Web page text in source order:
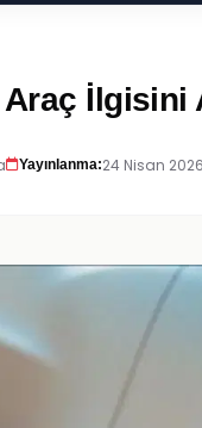
İlgisini
Yayınlanma:24 Nisan